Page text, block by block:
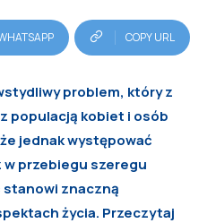
COPY URL
problem, który z
populacją kobiet i osób
jednak występować
w przebiegu szeregu
znaczną
życia. Przeczytaj